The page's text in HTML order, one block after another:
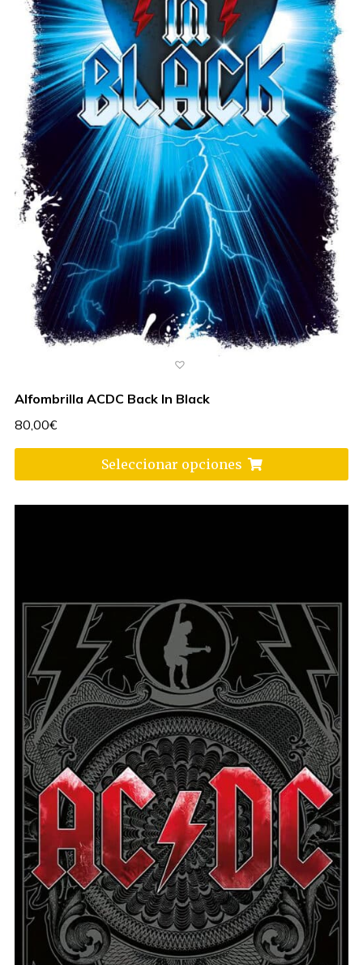
Alfombrilla ACDC Back In Black
80,00€
Seleccionar opciones